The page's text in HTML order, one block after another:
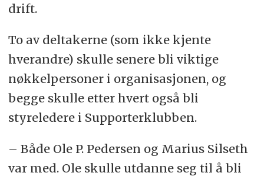
drift.
To av deltakerne (som ikke kjente
hverandre) skulle senere bli viktige
nøkkelpersoner i organisasjonen, og
begge skulle etter hvert også bli
styreledere i Supporterklubben.
– Både Ole P. Pedersen og Marius Silseth
var med. Ole skulle utdanne seg til å bli